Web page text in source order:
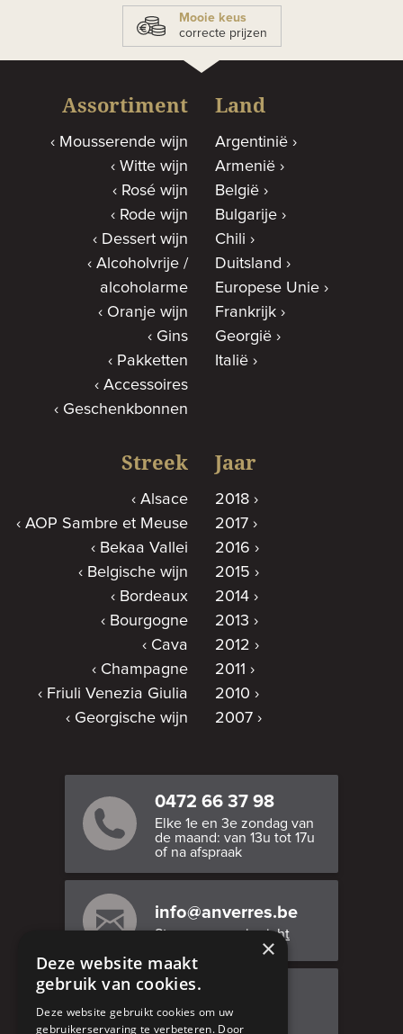
Mooie keus
correcte prijzen
Assortiment
Mousserende wijn
Witte wijn
Rosé wijn
Rode wijn
Dessert wijn
Alcoholvrije /
alcoholarme
Oranje wijn
Gins
Pakketten
Accessoires
Geschenkbonnen
Land
Argentinië
Armenië
België
Bulgarije
Chili
Duitsland
Europese Unie
Frankrijk
Georgië
Italië
Streek
Alsace
AOP Sambre et Meuse
Bekaa Vallei
Belgische wijn
Bordeaux
Bourgogne
Cava
Champagne
Friuli Venezia Giulia
Georgische wijn
Jaar
2018
2017
2016
2015
2014
2013
2012
2011
2010
2007
0472 66 37 98
Elke 1e en 3e zondag van
de maand: van 13u tot 17u
of na afspraak
info@anverres.be
Stuur ons een bericht
Adresgegevens
×
Deze website maakt
gebruik van cookies.
Deze website gebruikt cookies om uw
gebruikerservaring te verbeteren. Door